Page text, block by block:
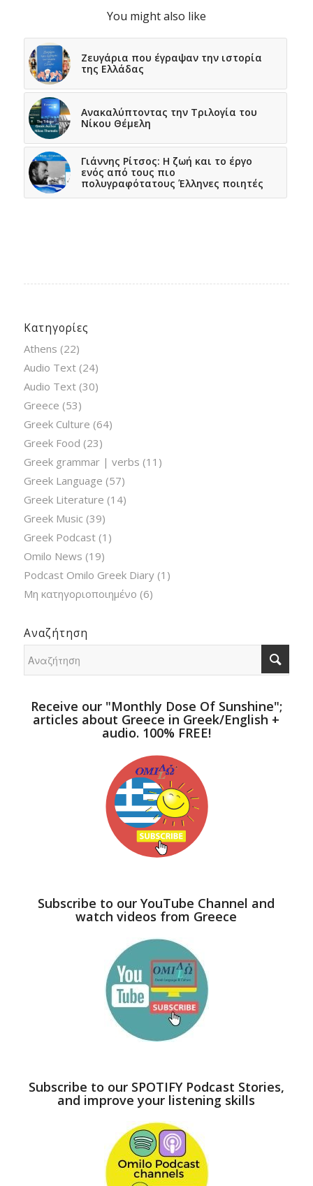
You might also like
Ζευγάρια που έγραψαν την ιστορία
της Ελλάδας
Ανακαλύπτοντας την Τριλογία του
Νίκου Θέμελη
Γιάννης Ρίτσος: Η ζωή και το έργο
ενός από τους πιο
πολυγραφότατους Έλληνες ποιητές
Κατηγορίες
Athens (22)
Audio Text(24)
Audio Text(30)
Greece (53)
Greek Culture (64)
Greek Food (23)
Greek grammar | verbs (11)
Greek Language (57)
Greek Literature (14)
Greek Music (39)
Greek Podcast(1)
Omilo News (19)
Podcast Omilo Greek Diary(1)
Μη κατηγοριοποιημένο (6)
Αναζήτηση
Receive our "Monthly Dose Of Sunshine";
articles about Greece in Greek/English +
audio. 100% FREE!
Subscribe to our YouTube Channel and
watch videos from Greece
Subscribe to our SPOTIFY Podcast Stories,
and improve your listening skills